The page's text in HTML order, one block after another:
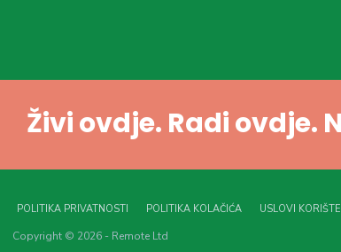
Živi ovdje. Radi ovdje.
POLITIKA PRIVATNOSTI POLITIKA KOLAČIĆA USLOVI
Copyright © 2026 - Remote Ltd